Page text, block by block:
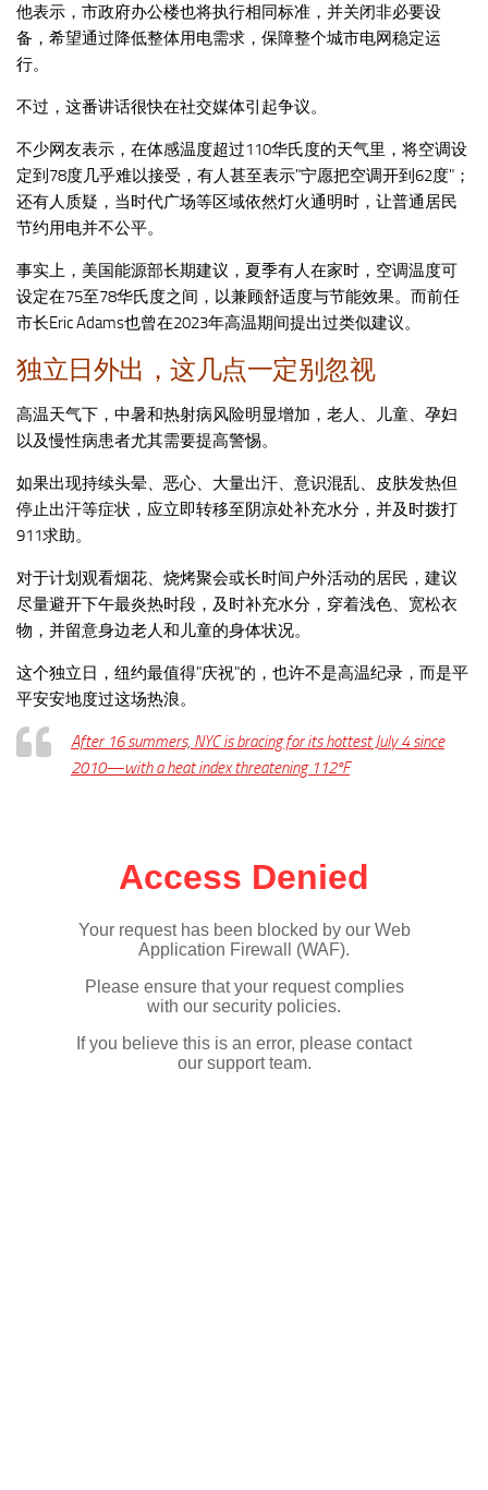
他表示，市政府办公楼也将执行相同标准，并关闭非必要设
备，希望通过降低整体用电需求，保障整个城市电网稳定运
行。
不过，这番讲话很快在社交媒体引起争议。
不少网友表示，在体感温度超过110华氏度的天气里，将空调设
定到78度几乎难以接受，有人甚至表示"宁愿把空调开到62度"；
还有人质疑，当时代广场等区域依然灯火通明时，让普通居民
节约用电并不公平。
事实上，美国能源部长期建议，夏季有人在家时，空调温度可
设定在75至78华氏度之间，以兼顾舒适度与节能效果。而前任
市长Eric Adams也曾在2023年高温期间提出过类似建议。
独立日外出，这几点一定别忽视
高温天气下，中暑和热射病风险明显增加，老人、儿童、孕妇
以及慢性病患者尤其需要提高警惕。
如果出现持续头晕、恶心、大量出汗、意识混乱、皮肤发热但
停止出汗等症状，应立即转移至阴凉处补充水分，并及时拨打
911求助。
对于计划观看烟花、烧烤聚会或长时间户外活动的居民，建议
尽量避开下午最炎热时段，及时补充水分，穿着浅色、宽松衣
物，并留意身边老人和儿童的身体状况。
这个独立日，纽约最值得"庆祝"的，也许不是高温纪录，而是平
平安安地度过这场热浪。
After 16 summers, NYC is bracing for its hottest July 4 since
2010—with a heat index threatening 112ºF